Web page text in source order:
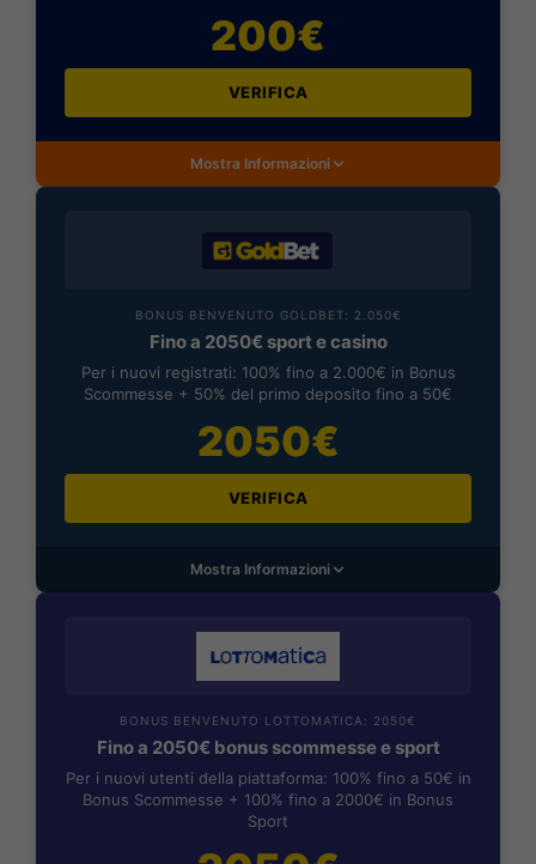
200€
VERIFICA
Mostra Informazioni
BONUS BENVENUTO GOLDBET: 2.050€
Fino a 2050€ sport e casino
Per i nuovi registrati: 100% fino a 2.000€ in Bonus
Scommesse + 50% del primo deposito fino a 50€
2050€
VERIFICA
Mostra Informazioni
BONUS BENVENUTO LOTTOMATICA: 2050€
Fino a 2050€ bonus scommesse e sport
Per i nuovi utenti della piattaforma: 100% fino a 50€ in
Bonus Scommesse + 100% fino a 2000€ in Bonus
Sport